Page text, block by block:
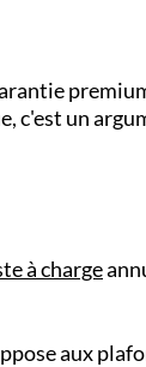
c'est un
à charge
aux